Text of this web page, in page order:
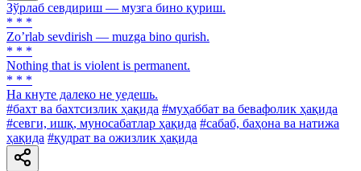
Зўрлаб севдириш — музга бино қуриш.
* * *
Zoʼrlab sevdirish — muzga bino qurish.
* * *
Nothing that is violent is permanent.
* * *
Ha кнуте далеко не уедешь.
#бахт ва бахтсизлик ҳақида #муҳаббат ва бевафолик ҳақида
#севги, ишқ, муносабатлар ҳақида #сабаб, баҳона ва натижа
ҳақида #қудрат ва ожизлик ҳақида